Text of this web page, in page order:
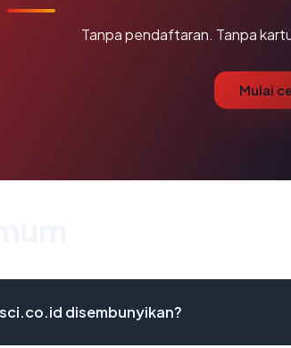
Tanpa pendaftaran. Tanpa
Mulai
disembunyikan?